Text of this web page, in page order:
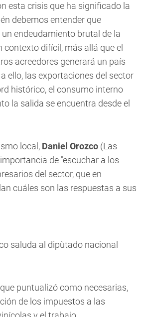
esta crisis que ha significado la
debemos entender que
endeudamiento brutal de la
contexto difícil, más allá que el
acreedores generará un país
ello, las exportaciones del sector
histórico, el consumo interno
la salida se encuentra desde el
local, Daniel Orozco (Las
de "escuchar a los
del sector, que en
cuáles son las respuestas a sus
saluda al dipùtado nacional
puntualizó como necesarias,
de los impuestos a las